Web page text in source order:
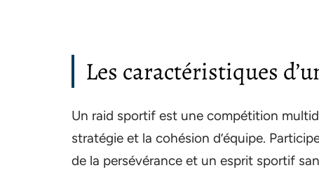
Les caractéristiques
Un raid sportif est une compétition
stratégie et la cohésion d’équipe.
de la persévérance et un esprit sportif